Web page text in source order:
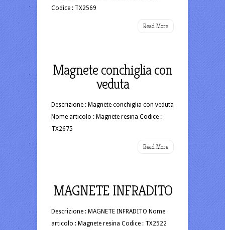
Codice : TX2569
Read More
Magnete conchiglia con
veduta
Descrizione : Magnete conchiglia con veduta
Nome articolo : Magnete resina Codice :
TX2675
Read More
MAGNETE INFRADITO
Descrizione : MAGNETE INFRADITO Nome
articolo : Magnete resina Codice : TX2522